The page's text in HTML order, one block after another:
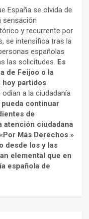
España se olvida de
sensación
y recurrente por
se intensifica tras la
españolas
las solicitudes. Es
de Feijoo o la
hoy partidos
odian a la ciudadanía
pueda continuar
de
atención ciudadana
Por Más Derechos »
desde los y las
elemental que en
española de